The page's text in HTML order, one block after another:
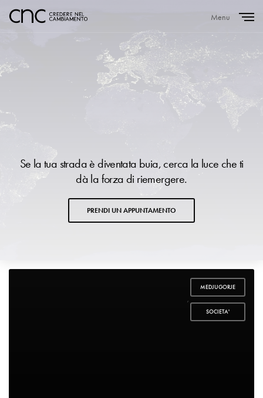
Menu
Se la tua strada è diventata buia, cerca la luce che ti
dà la forza di riemergere.
PRENDI UN APPUNTAMENTO
MEDJUGORJE
,
SOCIETA'